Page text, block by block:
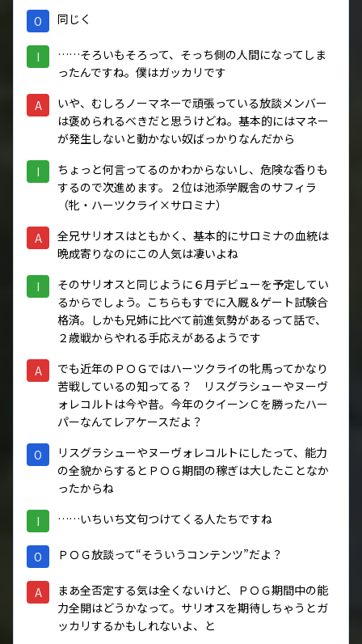
O 同じく
I
……そろいもそろって、そっち側の人間になってしま
ったんですね。僕はガッカリです
A
いや、むしろノーマネーで頑張っている放談メンバー
は褒められるべきだと思うけどね。基本的にはマネー
が発生しないと動かない奴ばっかりなんだから
I
ちょっと何言ってるのかわからないし、危険な香りも
するので次進めます。２位は池添学厩舎のサフィラ
（牝・ハーツクライ×サロミナ）
A
全兄サリオスはともかく、基本的にサロミナの血統は
晩成寄りなのにこの人気は凄いよね
I
そのサリオスと同じように６月デビューを予定してい
るからでしょう。こちらもすでに入厩＆ゲート試験合
格済。しかも兄姉に比べて前進気勢があるって話で、
２歳戦からやれる手応えがあるようです
A
でも近年のＰＯＧではハーツクライの牝馬ってかなり
苦戦しているの知ってる？ リスグラシューやヌーヴ
ォレコルトは今や昔。今年のクイーンＣを勝ったハー
パーなんてレアケースだよ？
O
リスグラシューやヌーヴォレコルトにしたって、能力
の全貌からするとＰＯＧ期間の稼ぎは大したことなか
ったからね
I ……いちいち文句つけてくる人たちですね
O ＰＯＧ放談って“そういうコンテンツ”だよ？
A
まあ全否定する気は全くないけど、ＰＯＧ期間中の能
力全開はどうかなって。サリオスを期待しちゃうとガ
ッカリするかもしれないよ、と